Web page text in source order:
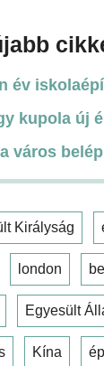
év
kupola új
város
Királyság
london
Egyesült
Kína